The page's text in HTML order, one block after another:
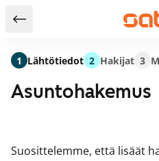
Takaisin hakutuloksiin
Asuntohakemus
Suosittelemme, että lisäät
1 Lähtötiedot 2 Hakijat 3